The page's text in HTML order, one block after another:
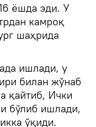
ёшда эди. У
камроқ
шаҳрида
ишлади, у
билан жўнаб
қайтиб, Ички
бўлиб ишлади,
ўқиди.